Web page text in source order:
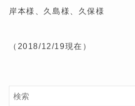
岸本様、久島様、久保様
（2018/12/19現在）